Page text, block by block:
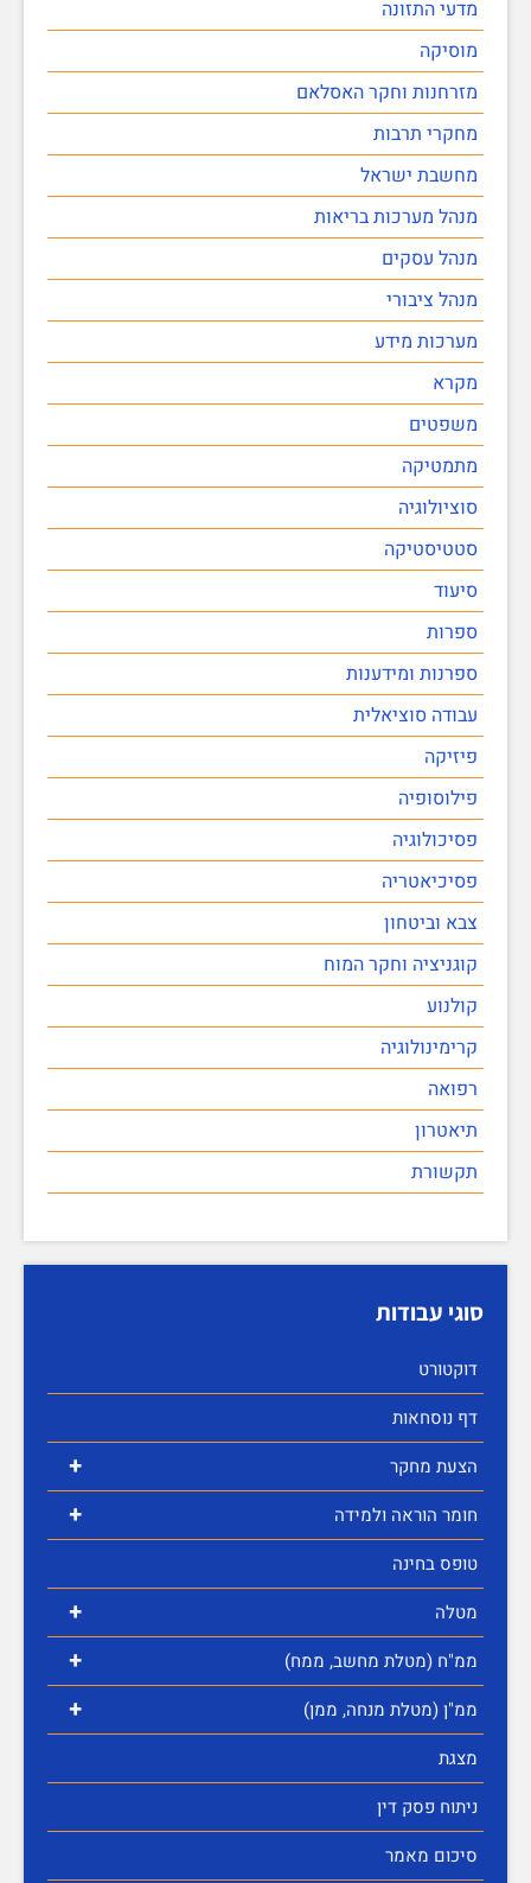
מדעי התזונה
מוסיקה
מזרחנות וחקר האסלאם
מחקרי תרבות
מחשבת ישראל
מנהל מערכות בריאות
מנהל עסקים
מנהל ציבורי
מערכות מידע
מקרא
משפטים
מתמטיקה
סוציולוגיה
סטטיסטיקה
סיעוד
ספרות
ספרנות ומידענות
עבודה סוציאלית
פיזיקה
פילוסופיה
פסיכולוגיה
פסיכיאטריה
צבא וביטחון
קוגניציה וחקר המוח
קולנוע
קרימינולוגיה
רפואה
תיאטרון
תקשורת
סוגי עבודות
דוקטורט
דף נוסחאות
+ הצעת מחקר
+
חומר הוראה ולמידה
טופס בחינה
+ מטלה
+ ממ"ח (מטלת מחשב, ממח)
+
ממ"ן (מטלת מנחה, ממן)
מצגת
ניתוח פסק דין
סיכום מאמר